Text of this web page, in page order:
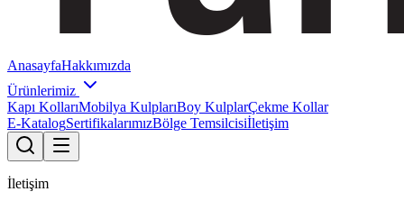
AnasayfaHakkımızda
Ürünlerimiz
Kapı KollarıMobilya KulplarıBoy KulplarÇekme Kollar
E-KatalogSertifikalarımızBölge Temsilcisiİletişim
İletişim